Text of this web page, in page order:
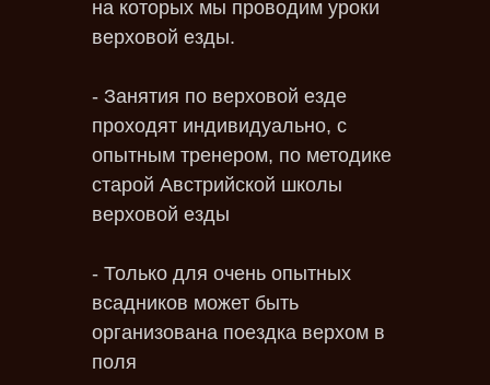
на которых мы проводим уроки
верховой езды.
- Занятия по верховой езде
проходят индивидуально, с
опытным тренером, по методике
старой Австрийской школы
верховой езды
- Только для очень опытных
всадников может быть
организована поездка верхом в
поля